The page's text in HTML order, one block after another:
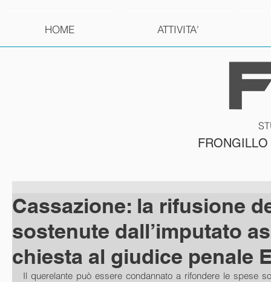
HOME ATTIVITA'
Cassazione: la rifusione
sostenute dall’imputato
chiesta al giudice penale
Il querelante può essere condannato a rifondere le spese